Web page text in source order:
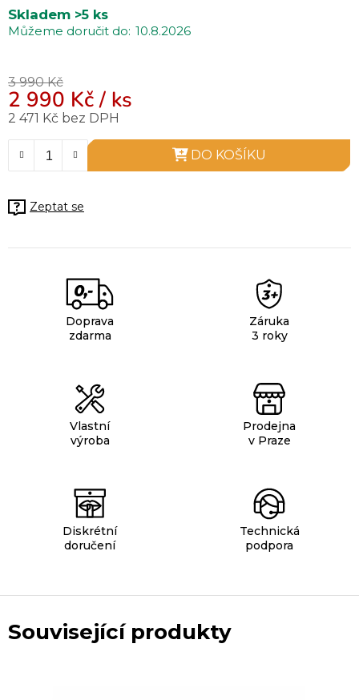
Skladem >5 ks
10.8.2026
3 990 Kč
2 990 Kč/ ks
2 471 Kč bez DPH
DO KOŠÍKU
Zeptat se
Doprava
zdarma
Záruka
3 roky
Vlastní
výroba
Prodejna
v Praze
Diskrétní
doručení
Technická
podpora
Související produkty